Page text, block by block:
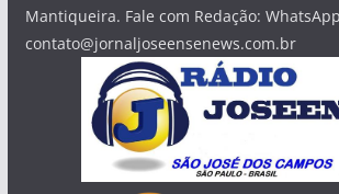
Mantiqueira. Fale com Redação:
contato@jornaljoseensenews.com.br